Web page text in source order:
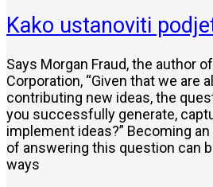
Kako ustanoviti
Says Morgan Fraud, the author
Corporation, “Given that we are
contributing new ideas, the
you successfully generate,
implement ideas?” Becoming
of answering this question can
ways